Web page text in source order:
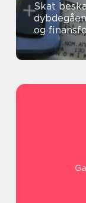
Skat
og